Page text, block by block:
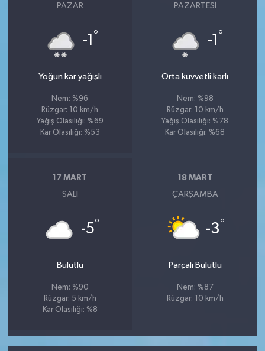
PAZAR
-1 °
Yoğun kar yağışlı
Nem: %96
Rüzgar: 10 km/h
Yağış Olasılığı: %69
Kar Olasılığı: %53
PAZARTESI
-1 °
Orta kuvvetli karlı
Nem: %98
Rüzgar: 10 km/h
Yağış Olasılığı: %78
Kar Olasılığı: %68
17 MART
SALI
-5°
Bulutlu
Nem: %90
Rüzgar: 5 km/h
Kar Olasılığı: %8
18 MART
ÇARŞAMBA
-3°
Parçalı Bulutlu
Nem: %87
Rüzgar: 10 km/h